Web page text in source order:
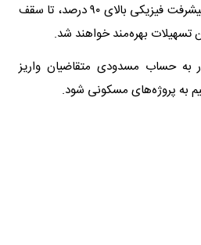
حمایتی نیز در پروژه‌های با پیشرفت فیزیکی بالای ۹۰ درصد، تا سقف
به حساب مسدودی متقاضیان واریز
به پروژه‌های مسکونی شود.